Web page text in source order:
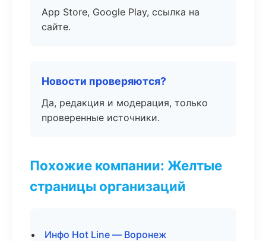
App Store, Google Play, ссылка на
сайте.
Новости проверяются?
Да, редакция и модерация, только
проверенные источники.
Похожие компании: Желтые
страницы организаций
Инфо Hot Line — Воронеж